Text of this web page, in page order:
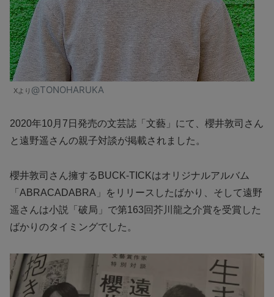
Xより @TONOHARUKA
2020年10月7日発売の文芸誌「文藝」にて、櫻井敦司さん
と遠野遥さんの親子対談が掲載されました。
櫻井敦司さん擁するBUCK-TICKはオリジナルアルバム
「ABRACADABRA」をリリースしたばかり、そして遠野
遥さんは小説「破局」で第163回芥川龍之介賞を受賞した
ばかりのタイミングでした。